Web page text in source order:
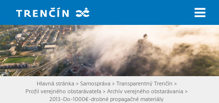
Hlavná stránka > Samospráva > Transparentný Trenčín >
Profil verejného obstarávateľa >Archív verejného obstarávania >
2013-Do-1000€-drobné propagačné materiály